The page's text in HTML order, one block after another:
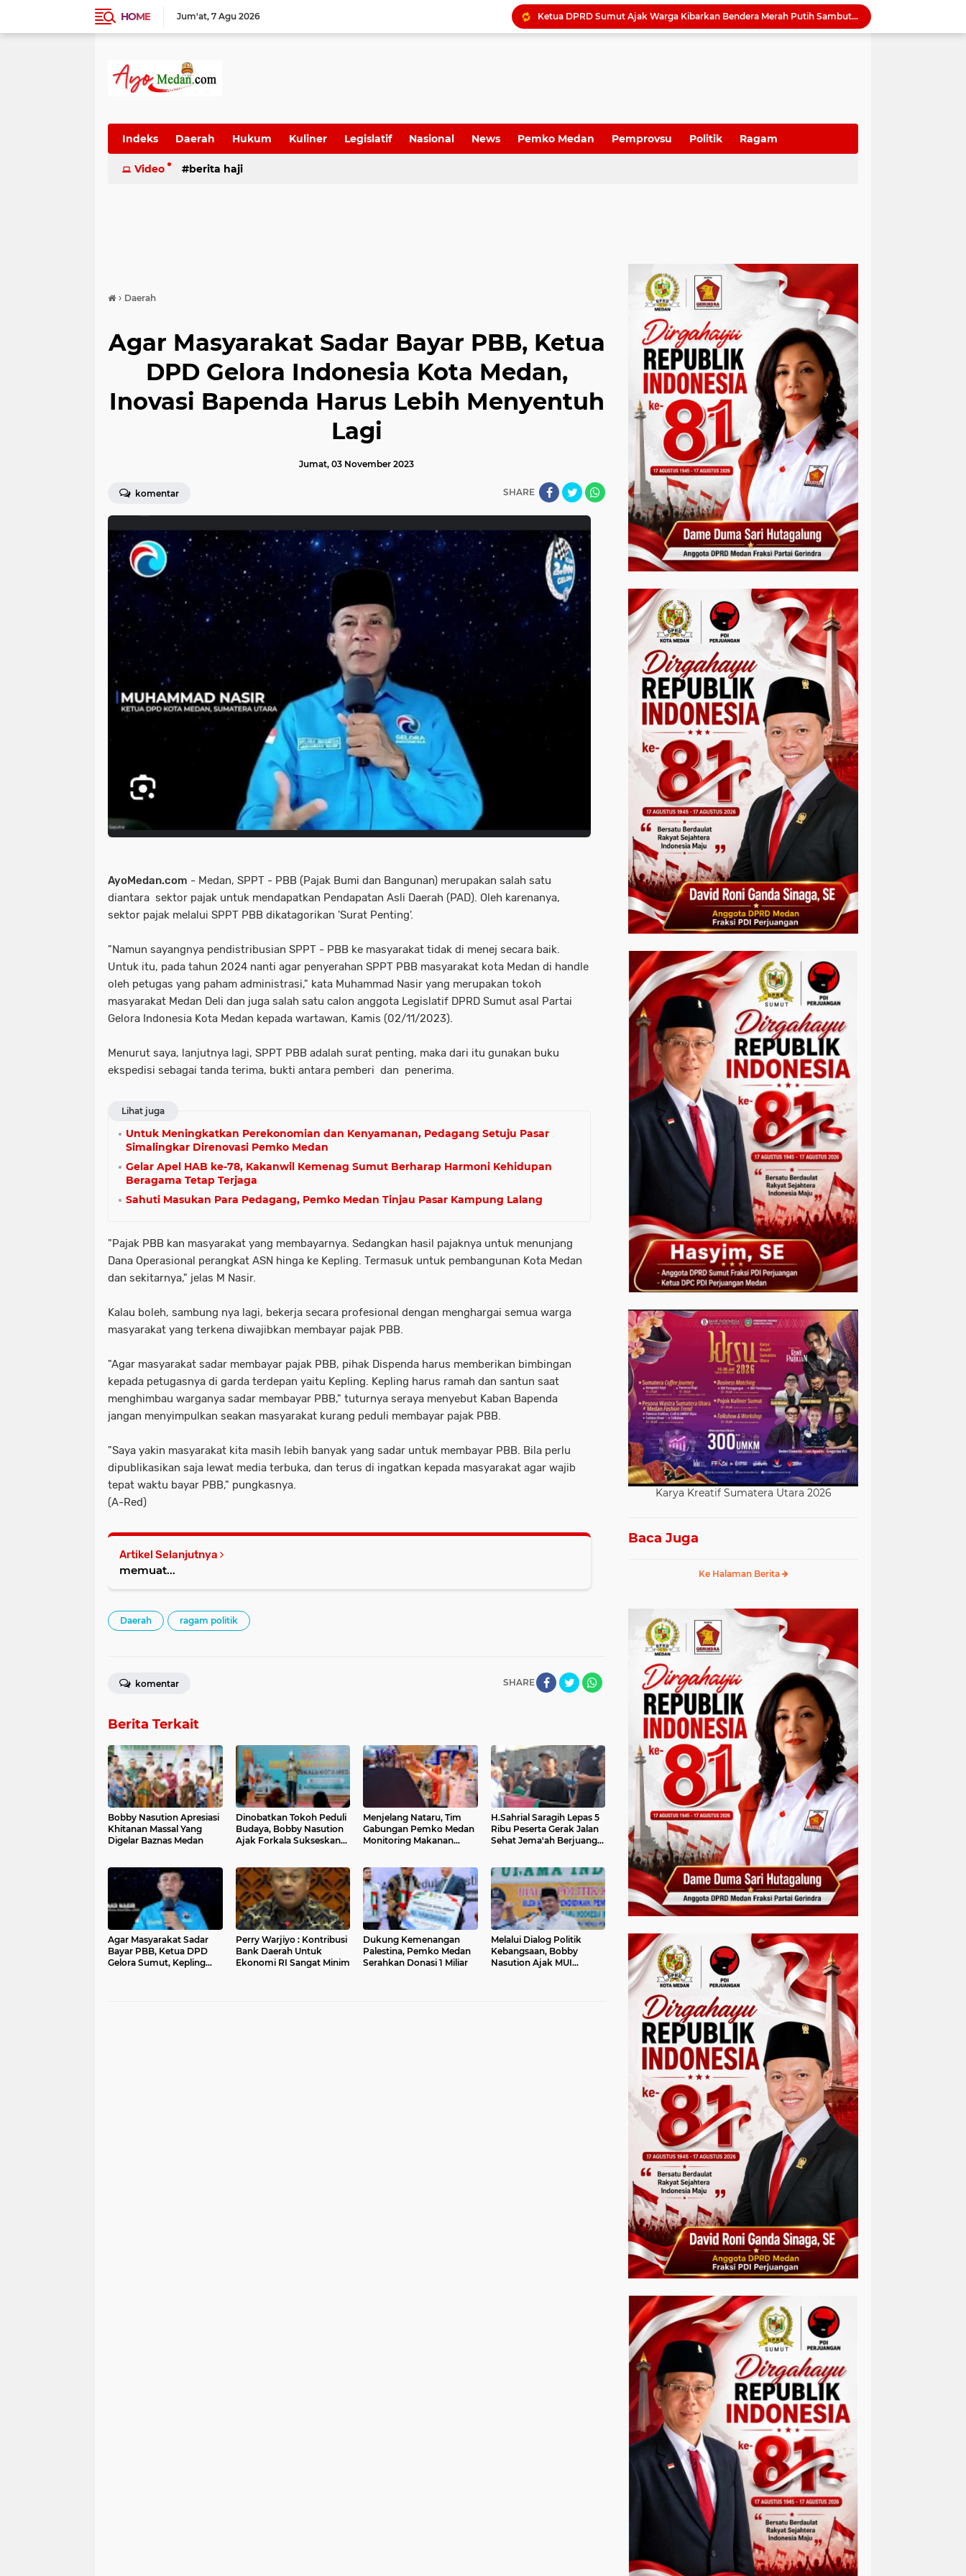
HOME Jum'at 7 Agu 2026
Harmonisasi Ranperda Pajak dan Retribusi, Erisda: Sekretariat DPRD Medan Perkuat Kepastian Hukum Regulasi Daerah
Sutarto Targetkan Banteng Sumut Merah FC Harumkan Nama Sumut di Soekarno Cup 2026
Serapan Anggaran Terendah, Inspektorat 'Warning' Kinerja Kadis Perkimcikataru Medan
Indeks Daerah Hukum Kuliner Legislatif Nasional News Pemko Medan Pemprovsu Politik Ragam
SUmatera Utara Wisata
Video berita haji
› Daerah
Agar Masyarakat Sadar Bayar PBB, Ketua
DPD Gelora Indonesia Kota Medan,
Inovasi Bapenda Harus Lebih Menyentuh
Lagi
Jumat, 03 November 2023
komentar SHARE
AyoMedan.com - Medan, SPPT - PBB (Pajak Bumi dan Bangunan) merupakan salah satu
diantara sektor pajak untuk mendapatkan Pendapatan Asli Daerah (PAD). Oleh karenanya,
sektor pajak melalui SPPT PBB dikatagorikan 'Surat Penting'.
"Namun sayangnya pendistribusian SPPT - PBB ke masyarakat tidak di menej secara baik.
Untuk itu, pada tahun 2024 nanti agar penyerahan SPPT PBB masyarakat kota Medan di handle
oleh petugas yang paham administrasi," kata Muhammad Nasir yang merupakan tokoh
masyarakat Medan Deli dan juga salah satu calon anggota Legislatif DPRD Sumut asal Partai
Gelora Indonesia Kota Medan kepada wartawan, Kamis (02/11/2023).
Menurut saya, lanjutnya lagi, SPPT PBB adalah surat penting, maka dari itu gunakan buku
ekspedisi sebagai tanda terima, bukti antara pemberi dan penerima.
Lihat juga
Untuk Meningkatkan Perekonomian dan Kenyamanan, Pedagang Setuju Pasar
Simalingkar Direnovasi Pemko Medan
Gelar Apel HAB ke-78, Kakanwil Kemenag Sumut Berharap Harmoni Kehidupan
Beragama Tetap Terjaga
Sahuti Masukan Para Pedagang, Pemko Medan Tinjau Pasar Kampung Lalang
"Pajak PBB kan masyarakat yang membayarnya. Sedangkan hasil pajaknya untuk menunjang
Dana Operasional perangkat ASN hinga ke Kepling. Termasuk untuk pembangunan Kota Medan
dan sekitarnya," jelas M Nasir.
Kalau boleh, sambung nya lagi, bekerja secara profesional dengan menghargai semua warga
masyarakat yang terkena diwajibkan membayar pajak PBB.
"Agar masyarakat sadar membayar pajak PBB, pihak Dispenda harus memberikan bimbingan
kepada petugasnya di garda terdepan yaitu Kepling. Kepling harus ramah dan santun saat
menghimbau warganya sadar membayar PBB," tuturnya seraya menyebut Kaban Bapenda
jangan menyimpulkan seakan masyarakat kurang peduli membayar pajak PBB.
"Saya yakin masyarakat kita masih lebih banyak yang sadar untuk membayar PBB. Bila perlu
dipublikasikan saja lewat media terbuka, dan terus di ingatkan kepada masyarakat agar wajib
tepat waktu bayar PBB," pungkasnya.
(A-Red)
Artikel Selanjutnya
memuat...
Daerah ragam politik
SHARE
komentar
Berita Terkait
Bobby Nasution Apresiasi
Khitanan Massal Yang
Digelar Baznas Medan
Dinobatkan Tokoh Peduli
Budaya, Bobby Nasution
Ajak Forkala Sukseskan
Menjelang Nataru, Tim
Gabungan Pemko Medan
Monitoring Makanan
H.Sahrial Saragih Lepas 5
Ribu Peserta Gerak Jalan
Sehat Jema'ah Berjuang
Agar Masyarakat Sadar
Bayar PBB, Ketua DPD
Gelora Sumut, Kepling
Perry Warjiyo : Kontribusi
Bank Daerah Untuk
Ekonomi RI Sangat Minim
Dukung Kemenangan
Palestina, Pemko Medan
Serahkan Donasi 1 Miliar
Melalui Dialog Politik
Kebangsaan, Bobby
Nasution Ajak MUI
Karya Kreatif Sumatera Utara 2026
Baca Juga
Ke Halaman Berita